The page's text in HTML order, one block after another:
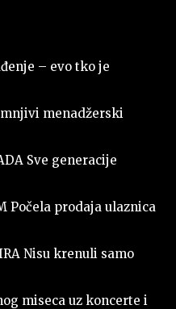
– evo tko je
menadžerski
Sve generacije
Počela prodaja ulaznica
Nisu krenuli samo
miseca uz koncerte i